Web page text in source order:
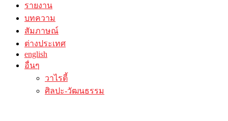
รายงาน
บทความ
สัมภาษณ์
ต่างประเทศ
english
อื่นๆ
วาไรตี้
ศิลปะ-วัฒนธรรม